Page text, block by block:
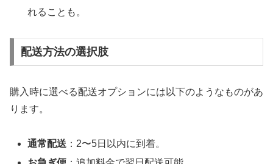
れることも。
配送方法の選択肢
購入時に選べる配送オプションには以下のようなものがあ
ります。
通常配送 ：2〜5日以内に到着。